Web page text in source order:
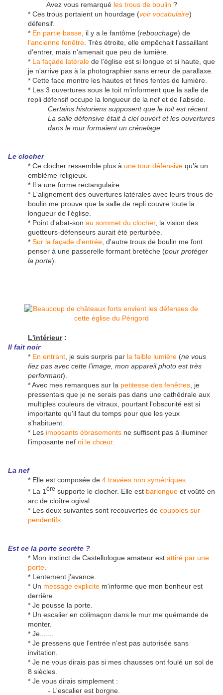
Avez vous remarqué les trous de boulin ?
* Ces trous portaient un hourdage (voir vocabulaire)
défensif.
* En partie basse , il y a le fantôme (rebouchage) de
l'ancienne fenêtre . Très étroite, elle empêchait l'assaillant
d'entrer, mais n'amenait que peu de lumière.
* La façade latérale de l'église est si longue et si haute, que
je n'arrive pas à la photographier sans erreur de parallaxe.
* Cette face montre les hautes et fines fentes de lumière.
* Les 3 ouvertures sous le toit m'informent que la salle de
repli défensif occupe la longueur de la nef et de l'abside.
Certains historiens supposent que le toit est récent.
La salle défensive était à ciel ouvert et les ouvertures
dans le mur formaient un crénelage.
Le clocher
* Ce clocher ressemble plus à une tour défensive qu'à un
emblème religieux.
* Il a une forme rectangulaire.
* L'alignement des ouvertures latérales avec leurs trous de
boulin me prouve que la salle de repli couvre toute la
longueur de l'église.
* Point d'abat-son au sommet du clocher, la vision des
guetteurs-défenseurs aurait été perturbée.
* Sur la façade d'entrée , d'autre trous de boulin me font
penser à une passerelle formant bretèche (pour protéger
la porte).
L'intérieur:
Il fait noir
* En entrant , je suis surpris par la faible lumière (ne vous
fiez pas avec cette l'image, mon appareil photo est très
performant).
* Avec mes remarques sur la petitesse des fenêtres , je
pressentais que je ne serais pas dans une cathédrale aux
multiples couleurs de vitraux, pourtant l'obscurité est si
importante qu'il faut du temps pour que les yeux
s'habituent.
* Les imposants ébrasements ne suffisent pas à illuminer
l'imposante nef ni le chœur.
La nef
* Elle est composée de 4 travées non symétriques
* La 1 ère supporte le clocher. Elle est barlongue et voûté en
arc de cloître ogival.
* Les deux suivantes sont recouvertes de coupoles sur
pendentifs
Est ce la porte secrète ?
* Mon instinct de Castellologue amateur est attiré par une
porte
* Lentement j'avance.
* Un message explicite m'informe que mon bonheur est
derrière.
* Je pousse la porte.
* Un escalier en colimaçon dans le mur me quémande de
monter.
* Je.......
* Je pressens que l'entrée n'est pas autorisée sans
invitation.
* Je ne vous dirais pas si mes chausses ont foulé un sol de
8 siècles.
* Je vous dirais simplement :
- L'escalier est borgne.